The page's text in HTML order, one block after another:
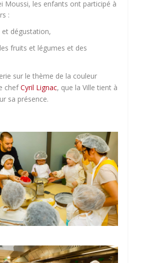
Moussi, les enfants ont participé à
:
dégustation,
fruits et légumes et des
sur le thème de la couleur
chefCyril Lignac, que la Ville tient à
sa présence.